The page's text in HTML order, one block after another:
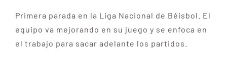
Primera parada en la Liga Nacional de Béisbol. El
equipo va mejorando en su juego y se enfoca en
el trabajo para sacar adelante los partidos.